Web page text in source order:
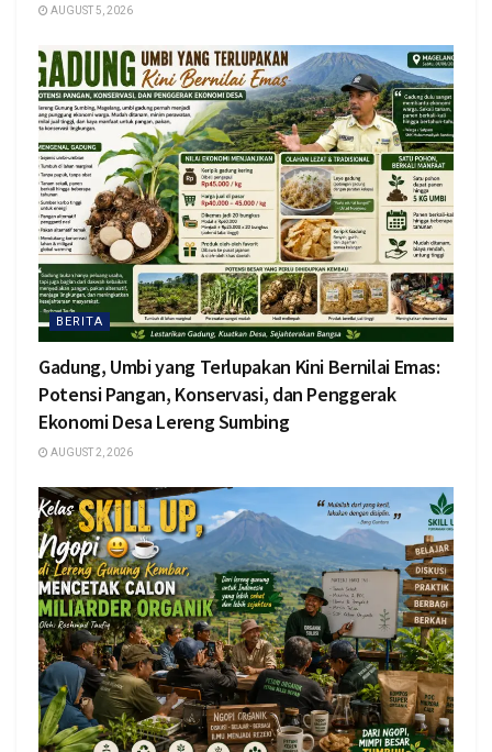
AUGUST 5, 2026
BERITA
Gadung, Umbi yang Terlupakan Kini Bernilai Emas:
Potensi Pangan, Konservasi, dan Penggerak
Ekonomi Desa Lereng Sumbing
AUGUST 2, 2026